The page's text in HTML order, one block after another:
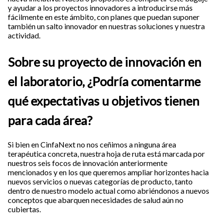
y ayudar a los proyectos innovadores a introducirse más
fácilmente en este ámbito, con planes que puedan suponer
también un salto innovador en nuestras soluciones y nuestra
actividad.
Sobre su proyecto de innovación en
el laboratorio, ¿Podría comentarme
qué expectativas u objetivos tienen
para cada área?
Si bien en CinfaNext no nos ceñimos a ninguna área
terapéutica concreta, nuestra hoja de ruta está marcada por
nuestros seis focos de innovación anteriormente
mencionados y en los que queremos ampliar horizontes hacia
nuevos servicios o nuevas categorías de producto, tanto
dentro de nuestro modelo actual como abriéndonos a nuevos
conceptos que abarquen necesidades de salud aún no
cubiertas.